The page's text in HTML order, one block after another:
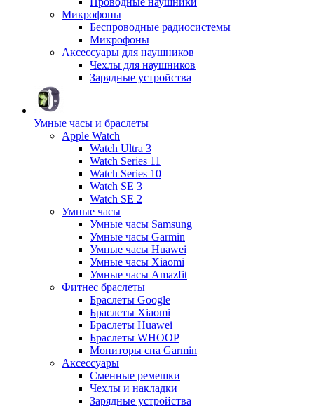
Микрофоны
Беспроводные радиосистемы
Микрофоны
Аксессуары для наушников
Чехлы для наушников
Зарядные устройства
Умные часы и браслеты
Apple Watch
Watch Ultra 3
Watch Series 11
Watch Series 10
Watch SE 3
Watch SE 2
Умные часы
Умные часы Samsung
Умные часы Garmin
Умные часы Huawei
Умные часы Xiaomi
Умные часы Amazfit
Фитнес браслеты
Браслеты Google
Браслеты Xiaomi
Браслеты Huawei
Браслеты WHOOP
Мониторы сна Garmin
Аксессуары
Сменные ремешки
Чехлы и накладки
Зарядные устройства